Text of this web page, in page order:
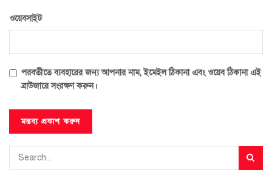
ওয়েবসাইট
পরবর্তীতে ব্যবহারের জন্য আপনার নাম, ইমেইল ঠিকানা এবং ওয়েব ঠিকানা এই
ব্রাউজারে সংরক্ষণ করুন।